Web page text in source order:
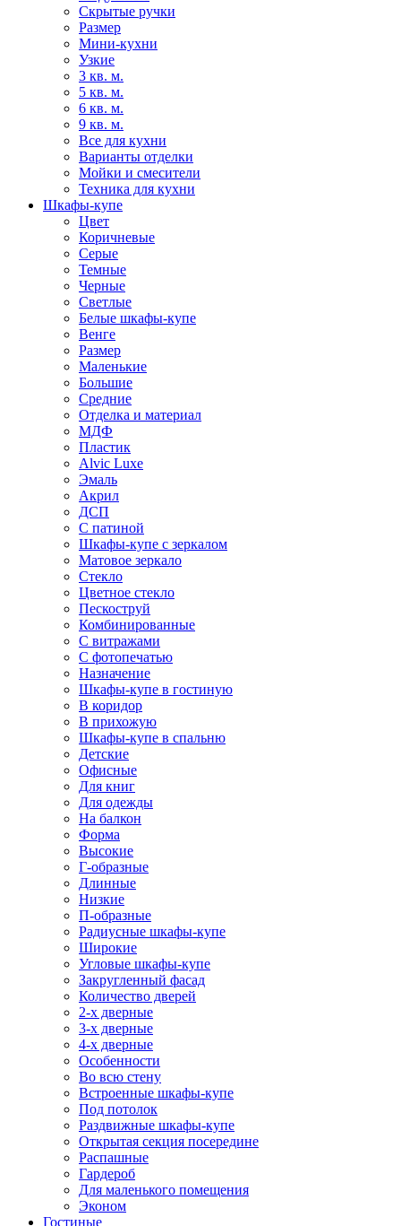
Скрытые ручки
Размер
Мини-кухни
Узкие
3 кв. м.
5 кв. м.
6 кв. м.
9 кв. м.
Все для кухни
Варианты отделки
Мойки и смесители
Техника для кухни
Шкафы-купе
Цвет
Коричневые
Серые
Темные
Черные
Светлые
Белые шкафы-купе
Венге
Размер
Маленькие
Большие
Средние
Отделка и материал
МДФ
Пластик
Alvic Luxe
Эмаль
Акрил
ДСП
С патиной
Шкафы-купе с зеркалом
Матовое зеркало
Стекло
Цветное стекло
Пескоструй
Комбинированные
С витражами
С фотопечатью
Назначение
Шкафы-купе в гостиную
В коридор
В прихожую
Шкафы-купе в спальню
Детские
Офисные
Для книг
Для одежды
На балкон
Форма
Высокие
Г-образные
Длинные
Низкие
П-образные
Радиусные шкафы-купе
Широкие
Угловые шкафы-купе
Закругленный фасад
Количество дверей
2-х дверные
3-х дверные
4-х дверные
Особенности
Во всю стену
Встроенные шкафы-купе
Под потолок
Раздвижные шкафы-купе
Открытая секция посередине
Распашные
Гардероб
Для маленького помещения
Эконом
Гостиные